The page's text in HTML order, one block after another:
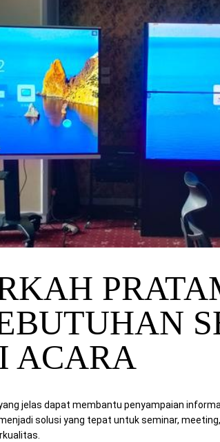
ACARA
jelas dapat membantu penyampaian
solusi yang tepat untuk seminar,